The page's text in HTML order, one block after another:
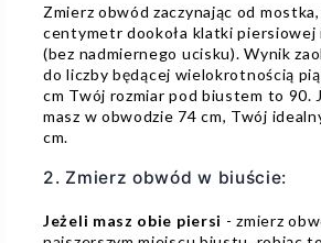
Zmierz obwód zaczynając od mostka,
centymetr dookoła klatki piersiowej
(bez nadmiernego ucisku). Wynik
do liczby będącej wielokrotnością
cm Twój rozmiar pod biustem to 90.
masz w obwodzie 74 cm, Twój
cm.
2. Zmierz obwód w biuście:
Jeżeli masz obie piersi - zmierz